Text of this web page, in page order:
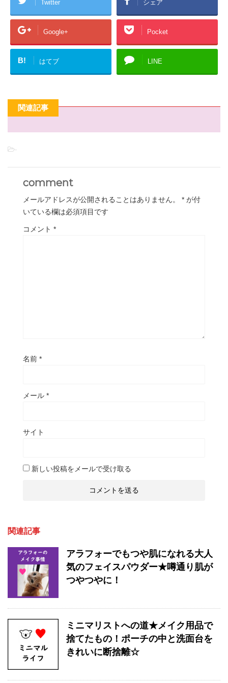
Twitter シェア
Google+ Pocket
B! はてブ LINE
関連記事
-
comment
メールアドレスが公開されることはありません。 * が付
いている欄は必須項目です
コメント *
名前 *
メール *
サイト
新しい投稿をメールで受け取る
関連記事
アラフォーでもつや肌になれる大人
気のフェイスパウダー★噂通り肌が
つやつやに！
ミニマリストへの道★メイク用品で
捨てたもの！ポーチの中と洗面台を
きれいに断捨離☆